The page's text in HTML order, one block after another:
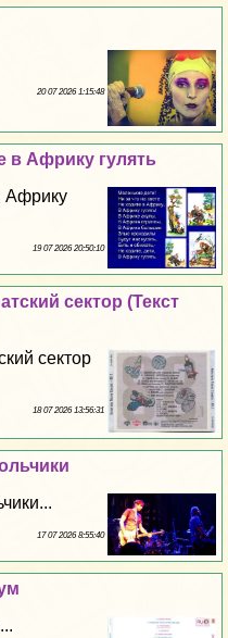
20 07 2026 1:15:48
в Африку гулять
Африку
19 07 2026 20:50:10
сектор (Текст
сектор
18 07 2026 13:56:31
17 07 2026 8:55:40